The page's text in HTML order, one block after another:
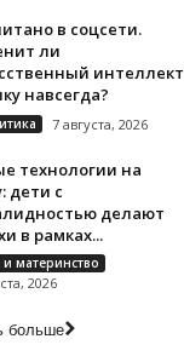
в соцсети.
ли
интеллект
навсегда?
7 августа, 2026
технологии на
дети с
делают
в рамках...
материнство
2026
больше